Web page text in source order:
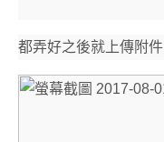
都弄好之後就上傳附件